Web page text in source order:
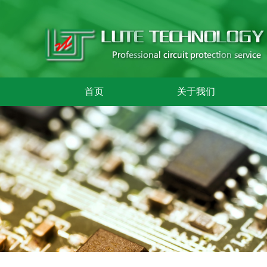
首页 关于我们